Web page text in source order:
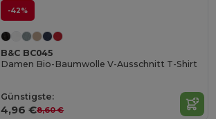
-42%
B&C BC045
Damen Bio-Baumwolle V-Ausschnitt T-Shirt
Günstigste:
4,96 €8,60 €